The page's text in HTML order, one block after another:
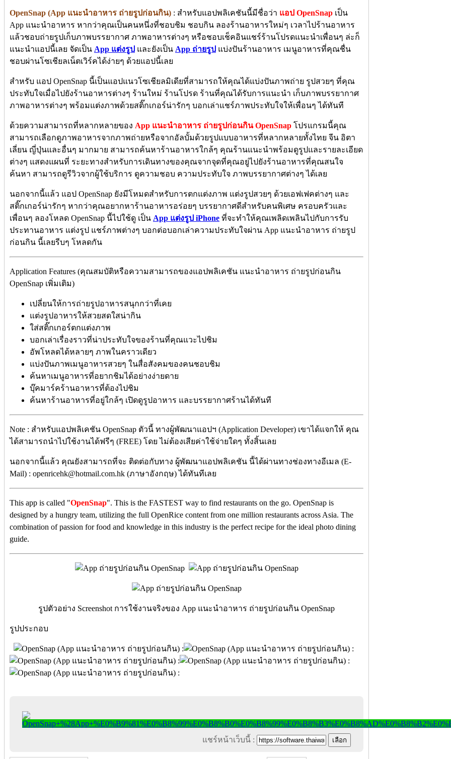
OpenSnap (App แนะนำอาหาร ถ่ายรูปก่อนกิน) : สำหรับแอปพลิเคชันนี้มีชื่อว่า แอป OpenSnap เป็น
App แนะนำอาหาร หากว่าคุณเป็นคนหนึ่งที่ชอบชิม ชอบกิน ลองร้านอาหารใหม่ๆ เวลาไปร้านอาหาร
แล้วชอบถ่ายรูปเก็บภาพบรรยากาศ ภาพอาหารต่างๆ หรือชอบเช็คอินแชร์ร้านโปรดแนะนำเพื่อนๆ ล่ะก็
แนะนำแอปนี้เลย จัดเป็น App แต่งรูป และยังเป็น App ถ่ายรูป แบ่งปันร้านอาหาร เมนูอาหารที่คุณชื่น
ชอบผ่านโซเชียลเน็ตเวิร์คได้ง่ายๆ ด้วยแอปนี้เลย
สำหรับ แอป OpenSnap นี้เป็นแอปแนวโซเชียลมิเดียที่สามารถให้คุณได้แบ่งปันภาพถ่าย รูปสวยๆ ที่คุณ
ประทับใจเมื่อไปยังร้านอาหารต่างๆ ร้านใหม่ ร้านโปรด ร้านที่คุณได้รับการแนะนำ เก็บภาพบรรยากาศ
ภาพอาหารต่างๆ พร้อมแต่งภาพด้วยสติ๊กเกอร์น่ารักๆ บอกเล่าแชร์ภาพประทับใจให้เพื่อนๆ ได้ทันที
ด้วยความสามารถที่หลากหลายของ App แนะนำอาหาร ถ่ายรูปก่อนกิน OpenSnap โปรแกรมนี้คุณ
สามารถเลือกดูภาพอาหารจากภาพถ่ายหรือจากอัลบั้มด้วยรูปแบบอาหารที่หลากหลายทั้งไทย จีน อิตา
เลี่ยน ญี่ปุ่นและอื่นๆ มากมาย สามารถค้นหาร้านอาหารใกล้ๆ คุณร้านแนะนำพร้อมดูรูปและรายละเอียด
ต่างๆ แสดงแผนที่ ระยะทางสำหรับการเดินทางของคุณจากจุดที่คุณอยู่ไปยังร้านอาหารที่คุณสนใจ
ค้นหา สามารถดูรีวิวจากผู้ใช้บริการ ดูความชอบ ความประทับใจ ภาพบรรยากาศต่างๆ ได้เลย
นอกจากนี้แล้ว แอป OpenSnap ยังมีโหมดสำหรับการตกแต่งภาพ แต่งรูปสวยๆ ด้วยเอฟเฟคต่างๆ และ
สติ๊กเกอร์น่ารักๆ หากว่าคุณอยากหาร้านอาหารอร่อยๆ บรรยากาศดีสำหรับคนพิเศษ ครอบครัวและ
เพื่อนๆ ลองโหลด OpenSnap นี้ไปใช้ดู เป็น App แต่งรูป iPhone ที่จะทำให้คุณเพลิดเพลินไปกับการรับ
ประทานอาหาร แต่งรูป แชร์ภาพต่างๆ บอกต่อบอกเล่าความประทับใจผ่าน App แนะนำอาหาร ถ่ายรูป
ก่อนกิน นี้เลยรีบๆ โหลดกัน
Application Features (คุณสมบัติหรือความสามารถของแอปพลิเคชัน แนะนำอาหาร ถ่ายรูปก่อนกิน
OpenSnap เพิ่มเติม)
เปลี่ยนให้การถ่ายรูปอาหารสนุกกว่าที่เคย
แต่งรูปอาหารให้สวยสดใสน่ากิน
ใส่สติ๊กเกอร์ตกแต่งภาพ
บอกเล่าเรื่องราวที่น่าประทับใจของร้านที่คุณแวะไปชิม
อัพโหลดได้หลายๆ ภาพในคราวเดียว
แบ่งปันภาพเมนูอาหารสวยๆ ในสื่อสังคมของคนชอบชิม
ค้นหาเมนูอาหารที่อยากชิมได้อย่างง่ายดาย
บุ๊คมาร์คร้านอาหารที่ต้องไปชิม
ค้นหาร้านอาหารที่อยู่ใกล้ๆ เปิดดูรูปอาหาร และบรรยากาศร้านได้ทันที
Note : สำหรับแอปพลิเคชัน OpenSnap ตัวนี้ ทางผู้พัฒนาแอปฯ (Application Developer) เขาได้แจกให้ คุณ
ได้สามารถนำไปใช้งานได้ฟรีๆ (FREE) โดย ไม่ต้องเสียค่าใช้จ่ายใดๆ ทั้งสิ้นเลย
นอกจากนี้แล้ว คุณยังสามารถที่จะ ติดต่อกับทาง ผู้พัฒนาแอปพลิเคชัน นี้ได้ผ่านทางช่องทางอีเมล (E-
Mail) : openricehk@hotmail.com.hk (ภาษาอังกฤษ) ได้ทันทีเลย
This app is called "OpenSnap". This is the FASTEST way to find restaurants on the go. OpenSnap is
designed by a hungry team, utilizing the full OpenRice content from one million restaurants across Asia. The
combination of passion for food and knowledge in this industry is the perfect recipe for the ideal photo dining
guide.
รูปตัวอย่าง Screenshot การใช้งานจริงของ App แนะนำอาหาร ถ่ายรูปก่อนกิน OpenSnap
รูปประกอบ
แชร์หน้าเว็บนี้ :